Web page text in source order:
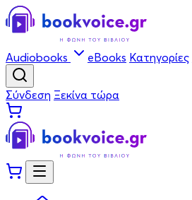
Audiobooks eBooks Κατηγορίες
Σύνδεση Ξεκίνα τώρα